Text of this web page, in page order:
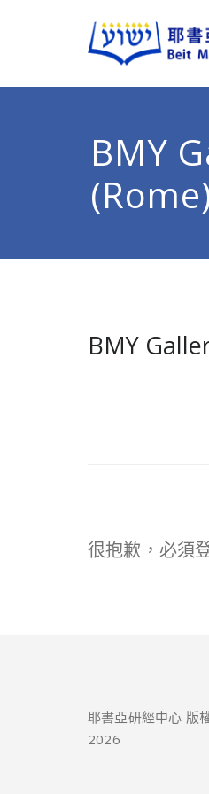
BMY
BMY
很抱歉，必須
耶書亞研經中心 版
2026